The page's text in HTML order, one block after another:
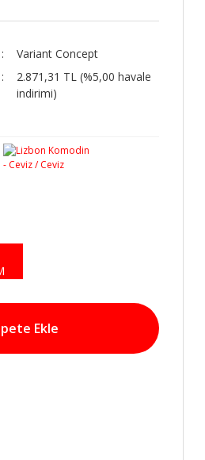
Variant Concept
2.871,31 TL (%5,00 havale
indirimi)
Ekle